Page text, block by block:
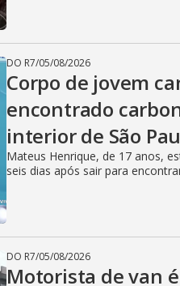
DO R7/05/08/2026
Corpo de jovem
encontrado
interior de São
Mateus Henrique, de 17 anos,
seis dias após sair para
DO R7/05/08/2026
Motorista de van